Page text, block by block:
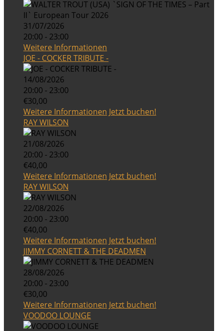
31/07/2026
20:00 - 23:00
Weitere Informationen
JOE - COCKER TRIBUTE -
14/08/2026
20:00 - 23:00
€30,00
Weitere Informationen Jetzt buchen!
RAY WILSON
21/08/2026
20:00 - 23:00
€40,00
Weitere Informationen Jetzt buchen!
RAY WILSON
22/08/2026
20:00 - 23:00
€40,00
Weitere Informationen Jetzt buchen!
JIMMY CORNETT & THE DEADMEN
28/08/2026
20:00 - 23:00
€30,00
Weitere Informationen Jetzt buchen!
VOODOO LOUNGE